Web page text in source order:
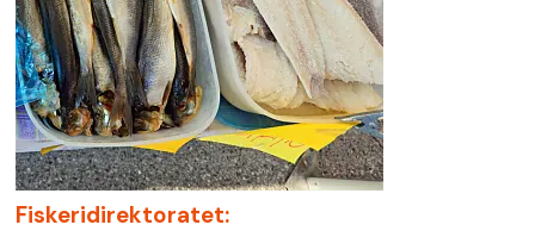
Fiskeridirektoratet: